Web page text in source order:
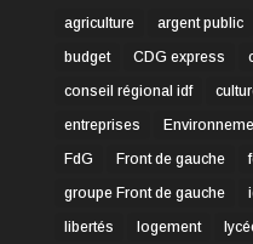
agriculture argent public
budget
CDG express
conseil régional idf
entreprises
FdG
Front de gauche
groupe Front de gauche
libertés
logement